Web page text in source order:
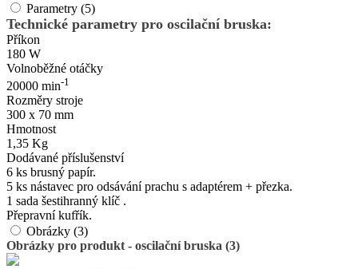
Parametry (5)
Technické parametry pro oscilační bruska:
Příkon
180 W
Volnoběžné otáčky
20000 min-1
Rozměry stroje
300 x 70 mm
Hmotnost
1,35 Kg
Dodávané příslušenství
6 ks brusný papír.
5 ks nástavec pro odsávání prachu s adaptérem + přezka.
1 sada šestihranný klíč .
Přepravní kufřík.
Obrázky (3)
Obrázky pro produkt - oscilační bruska (3)